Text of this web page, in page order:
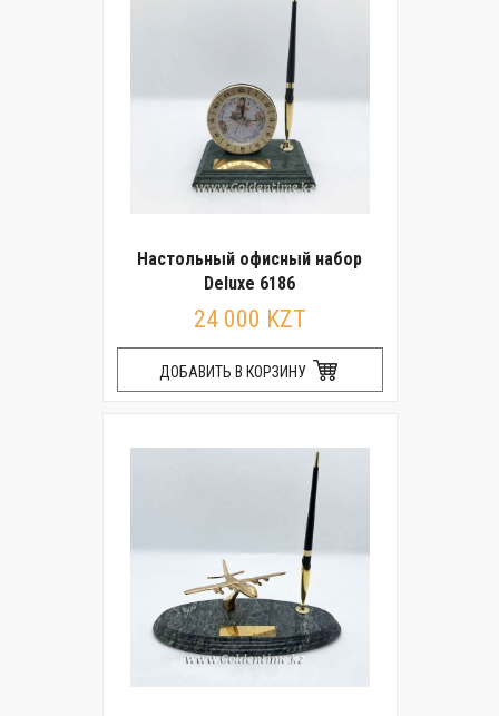
Настольный офисный набор
Deluxe 6186
24 000 KZT
ДОБАВИТЬ В КОРЗИНУ